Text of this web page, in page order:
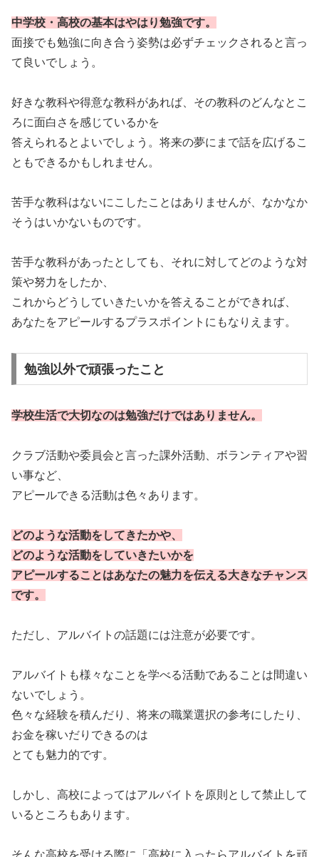
中学校・高校の基本はやはり勉強です。
面接でも勉強に向き合う姿勢は必ずチェックされると言っ
て良いでしょう。
好きな教科や得意な教科があれば、その教科のどんなとこ
ろに面白さを感じているかを
答えられるとよいでしょう。将来の夢にまで話を広げるこ
ともできるかもしれません。
苦手な教科はないにこしたことはありませんが、なかなか
そうはいかないものです。
苦手な教科があったとしても、それに対してどのような対
策や努力をしたか、
これからどうしていきたいかを答えることができれば、
あなたをアピールするプラスポイントにもなりえます。
勉強以外で頑張ったこと
学校生活で大切なのは勉強だけではありません。
クラブ活動や委員会と言った課外活動、ボランティアや習
い事など、
アピールできる活動は色々あります。
どのような活動をしてきたかや、
どのような活動をしていきたいかを
アピールすることはあなたの魅力を伝える大きなチャンス
です。
ただし、アルバイトの話題には注意が必要です。
アルバイトも様々なことを学べる活動であることは間違い
ないでしょう。
色々な経験を積んだり、将来の職業選択の参考にしたり、
お金を稼いだりできるのは
とても魅力的です。
しかし、高校によってはアルバイトを原則として禁止して
いるところもあります。